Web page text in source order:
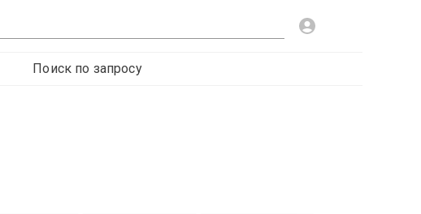
Поиск по запросу